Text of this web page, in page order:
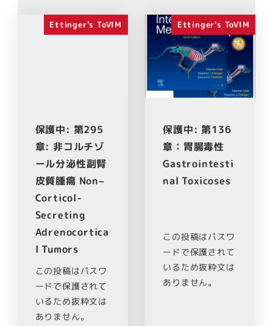
Ettinger's ToVIM
保護中: 第295
章: 非コルチゾ
ール分泌性副腎
皮質腫瘍 Non–
Corticol-
Secreting
Adrenocortica
l Tumors
この投稿はパスワ
ードで保護されて
いるため抜粋文は
ありません。
Ettinger's ToVIM
保護中: 第136
章：胃腸毒性
Gastrointesti
nal Toxicoses
この投稿はパスワ
ードで保護されて
いるため抜粋文は
ありません。